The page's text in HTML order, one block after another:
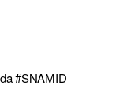
#SNAMID